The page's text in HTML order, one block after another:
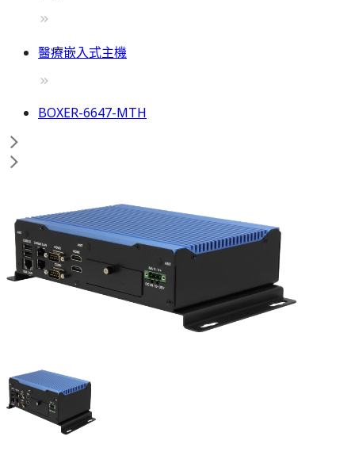
醫療嵌入式主機
BOXER-6647-MTH